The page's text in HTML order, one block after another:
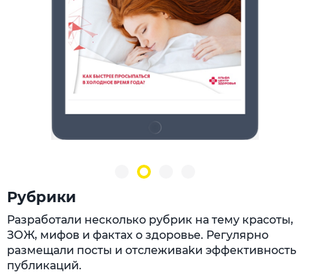
Рубрики
Разработали несколько рубрик на тему красоты,
ЗОЖ, мифов и фактах о здоровье. Регулярно
размещали посты и отслеживаkи эффективность
публикаций.